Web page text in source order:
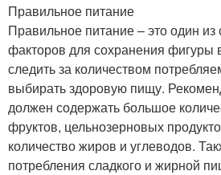
Правильное питание
Правильное питание – это один
факторов для сохранения фигуры
следить за количеством
выбирать здоровую пищу.
должен содержать большое
фруктов, цельнозерновых
количество жиров и углеводов.
потребления сладкого и жирной